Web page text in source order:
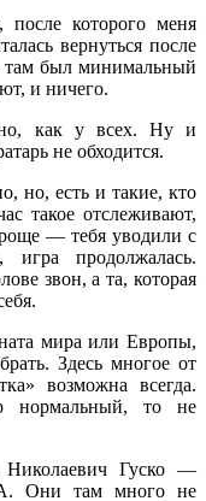
которого меня
вернуться после
там был минимальный
и ничего.
как у всех. Ну и
не обходится.
но, есть и такие, кто
такое отслеживают,
— тебя уводили с
игра продолжалась.
звон, а та, которая
мира или Европы,
Здесь многое от
возможна всегда.
нормальный, то не
Гуско —
Они там много не